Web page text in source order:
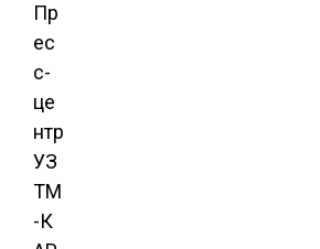
Пр
ес
с-
це
нтр
УЗ
ТМ
-К